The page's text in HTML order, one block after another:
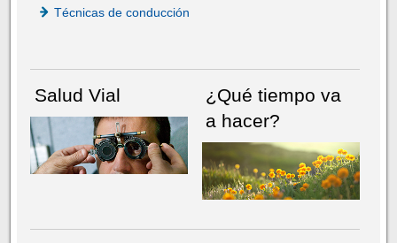
Técnicas de conducción
Salud Vial
¿Qué tiempo va
a hacer?